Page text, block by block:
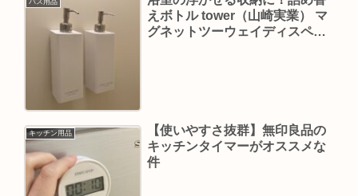
バス用品
えボトル tower（山崎実業） マ
グネットツーウェイディスペン
キッチン用品
【使いやすさ抜群】無印良品の
キッチンタイマーがオススメな
件